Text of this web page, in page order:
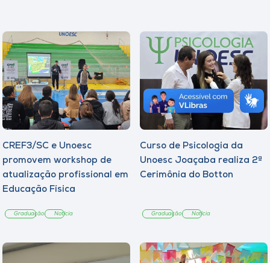
CREF3/SC e Unoesc
promovem workshop de
atualização profissional em
Educação Física
Graduação Notícia
Curso de Psicologia da
Unoesc Joaçaba realiza 2ª
Cerimônia do Botton
Graduação Notícia